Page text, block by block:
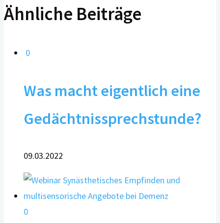
Ähnliche Beiträge
0
Was macht eigentlich eine
Gedächtnissprechstunde?
09.03.2022
0